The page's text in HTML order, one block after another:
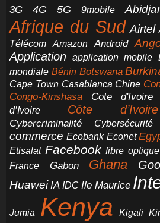
3G 4G 5G 9mobile
Afrique du Sud Airtel
Télécom
Amazon Android
Application application mobile
mondiale Bénin Botswana
Cape Town Casablanca Chine
Congo-Kinshasa Cote d'Ivoire
d’Ivoire
Côte d’Ivoire
Cybercriminalité
Cybersécurité
commerce Ecobank Econet
Etisalat Facebook fibre optique
France
Gabon Ghana
Huawei IA IDC Ile Maurice
Jumia Kenya Kigali